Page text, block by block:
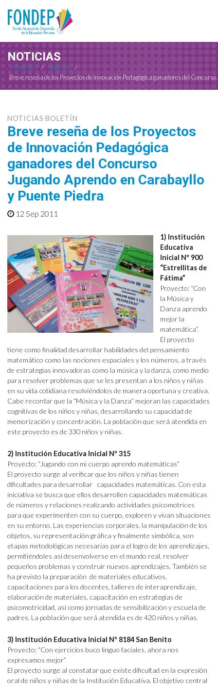
NOTICIAS
FONDEP / Noticias
/
Breve reseña de los Proyectos de Innovación Pedagógica ganadores del
NOTICIAS BOLETÍN
Breve reseña de los Proyectos
de Innovación Pedagógica
ganadores del Concurso
Jugando Aprendo en Carabayllo
y Puente Piedra
12 Sep 2011
1) Institución
Educativa
Inicial Nº 900
“Estrellitas de
Fátima”
Proyecto: “Con
la Música y
Danza aprendo
mejor la
matemática”.
El proyecto
tiene como finalidad desarrollar habilidades del pensamiento
matemático como las nociones espaciales y los números, a través
de estrategias innovadoras como la música y la danza, como medio
para resolver problemas que se les presentan a los niños y niñas
en su vida cotidiana resolviéndolos de manera oportuna y creativa.
Cabe recordar que la “Música y la Danza” mejoran las capacidades
cognitivas de los niños y niñas, desarrollando su capacidad de
memorización y concentración. La población que será atendida en
este proyecto es de 330 niños y niñas.
2) Institución Educativa Inicial Nº 315
Proyecto: “Jugando con mi cuerpo aprendo matemáticas”
El proyecto surge al verificar que los niños y niñas tienen
dificultades para desarrollar capacidades matemáticas. Con esta
iniciativa se busca que ellos desarrollen capacidades matemáticas
de números y relaciones realizando actividades psicomotrices
para que experimenten con su cuerpo, exploren y vivan situaciones
en su entorno. Las experiencias corporales, la manipulación de los
objetos, su representación gráfica y finalmente simbólica, son
etapas metodológicas necesarias para el logro de los aprendizajes,
permitiéndoles así desenvolverse en el mundo real, resolver
pequeños problemas y construir nuevos aprendizajes. También se
ha previsto la preparación de materiales educativos,
capacitaciones para los docentes, talleres de interaprendizaje,
elaboración de materiales, capacitación en estrategias de
psicomotricidad, así como jornadas de sensibilización y escuela de
padres. La población que será atendida es de 420 niños y niñas.
3) Institución Educativa Inicial Nº 8184 San Benito
Proyecto: “Con ejercicios buco linguo faciales, ahora nos
expresamos mejor”
El proyecto surge al constatar que existe dificultad en la expresión
oral de niños y niñas de la Institución Educativa. El objetivo central